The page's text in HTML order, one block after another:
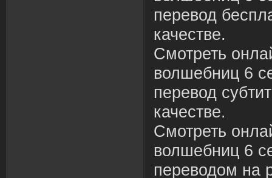
перевод
качестве.
Смотреть
волшебниц 6
перевод
качестве.
Смотреть
волшебниц 6
переводом на